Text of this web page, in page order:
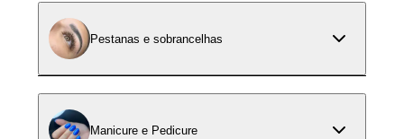
Pestanas e sobrancelhas
Manicure e Pedicure